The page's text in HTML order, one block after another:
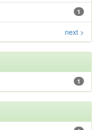
1
next >
1